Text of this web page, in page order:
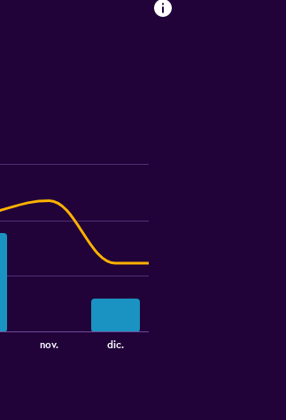
nov. dic.